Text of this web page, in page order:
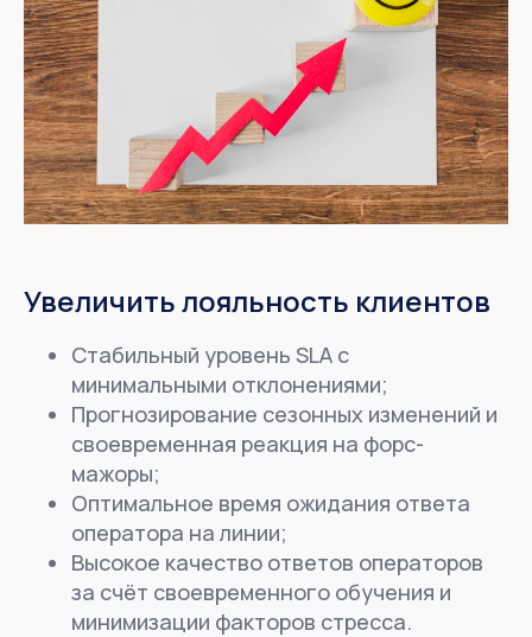
Увеличить лояльность клиентов
Стабильный уровень SLA с
минимальными отклонениями;
Прогнозирование сезонных изменений и
своевременная реакция на форс-
мажоры;
Оптимальное время ожидания ответа
оператора на линии;
Высокое качество ответов операторов
за счёт своевременного обучения и
минимизации факторов стресса.